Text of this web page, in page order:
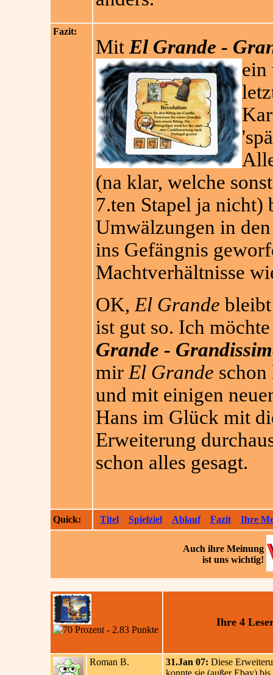
Fazit:
Mit El Grande -
ein
(na klar, welche
7.ten Stapel ja nicht)
Umwälzungen in
ins Gefängnis
Machtverhältnisse
OK, El Grande
ist gut so. Ich
Grande -
mir El Grande schon
und mit einigen
Hans im Glück mit
Erweiterung
schon alles gesagt.
Quick: Titel Spielziel Ablauf Fazit Ihre
Auch ihre Meinung
ist uns wichtig!
Ihre 4
Roman B. 31.Jan 07: Diese
konnte sie (außer Ebay)